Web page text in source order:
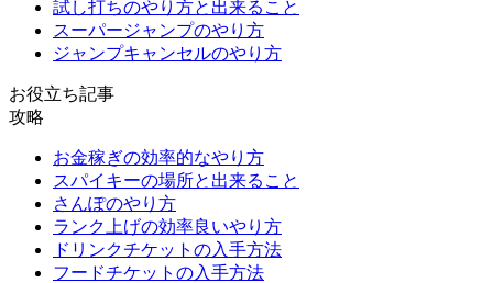
試し打ちのやり方と出来ること
スーパージャンプのやり方
ジャンプキャンセルのやり方
お役立ち記事
攻略
お金稼ぎの効率的なやり方
スパイキーの場所と出来ること
さんぽのやり方
ランク上げの効率良いやり方
ドリンクチケットの入手方法
フードチケットの入手方法